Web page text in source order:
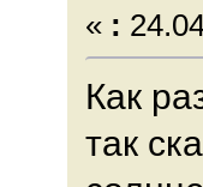
« :
Как
так